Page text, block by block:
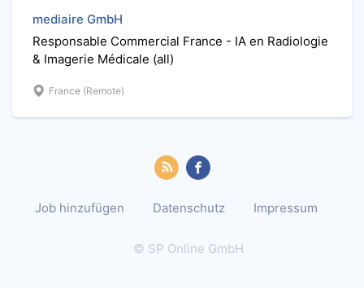
mediaire GmbH
Responsable Commercial France - IA en Radiologie
& Imagerie Médicale (all)
France (Remote)
Job hinzufügen Datenschutz Impressum
© SP Online GmbH